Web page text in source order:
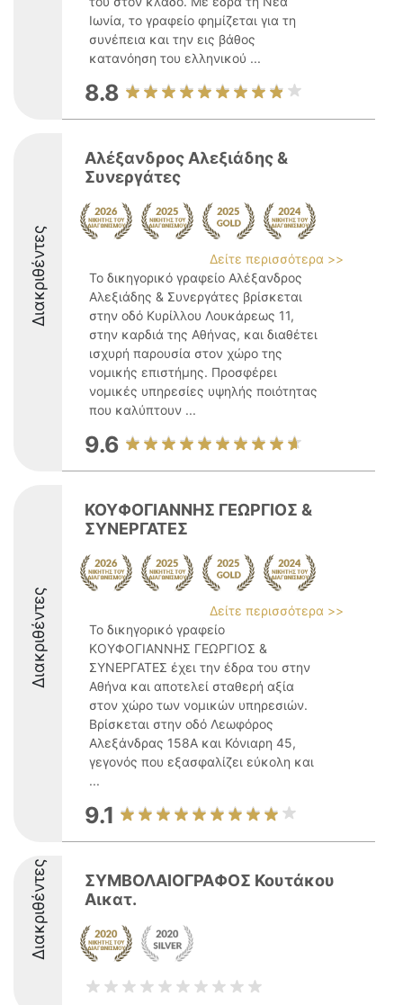
Ιωνία, το γραφείο φημίζεται για τη
συνέπεια και την εις βάθος
κατανόηση του ελληνικού ...
8.8
Διακριθέντες
Αλέξανδρος Αλεξιάδης &
Συνεργάτες
Δείτε περισσότερα >>
Το δικηγορικό γραφείο Αλέξανδρος
Αλεξιάδης & Συνεργάτες βρίσκεται
στην οδό Κυρίλλου Λουκάρεως 11,
στην καρδιά της Αθήνας, και διαθέτει
ισχυρή παρουσία στον χώρο της
νομικής επιστήμης. Προσφέρει
νομικές υπηρεσίες υψηλής ποιότητας
που καλύπτουν ...
9.6
Διακριθέντες
ΚΟΥΦΟΓΙΑΝΝΗΣ ΓΕΩΡΓΙΟΣ &
ΣΥΝΕΡΓΑΤΕΣ
Δείτε περισσότερα >>
Το δικηγορικό γραφείο
ΚΟΥΦΟΓΙΑΝΝΗΣ ΓΕΩΡΓΙΟΣ &
ΣΥΝΕΡΓΑΤΕΣ έχει την έδρα του στην
Αθήνα και αποτελεί σταθερή αξία
στον χώρο των νομικών υπηρεσιών.
Βρίσκεται στην οδό Λεωφόρος
Αλεξάνδρας 158Α και Κόνιαρη 45,
γεγονός που εξασφαλίζει εύκολη και
...
9.1
Διακριθέντες
ΣΥΜΒΟΛΑΙΟΓΡΑΦΟΣ Κουτάκου
Αικατ.